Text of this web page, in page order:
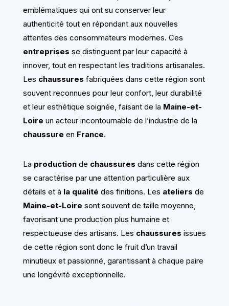
emblématiques qui ont su conserver leur
authenticité tout en répondant aux nouvelles
attentes des consommateurs modernes. Ces
entreprises se distinguent par leur capacité à
innover, tout en respectant les traditions artisanales.
Les chaussures fabriquées dans cette région sont
souvent reconnues pour leur confort, leur durabilité
et leur esthétique soignée, faisant de la Maine-et-
Loire un acteur incontournable de l’industrie de la
chaussure en France.
La productionde chaussures dans cette région
se caractérise par une attention particulière aux
détails et à la qualité des finitions. Les ateliers de
Maine-et-Loire sont souvent de taille moyenne,
favorisant une production plus humaine et
respectueuse des artisans. Les chaussures issues
de cette région sont donc le fruit d’un travail
minutieux et passionné, garantissant à chaque paire
une longévité exceptionnelle.